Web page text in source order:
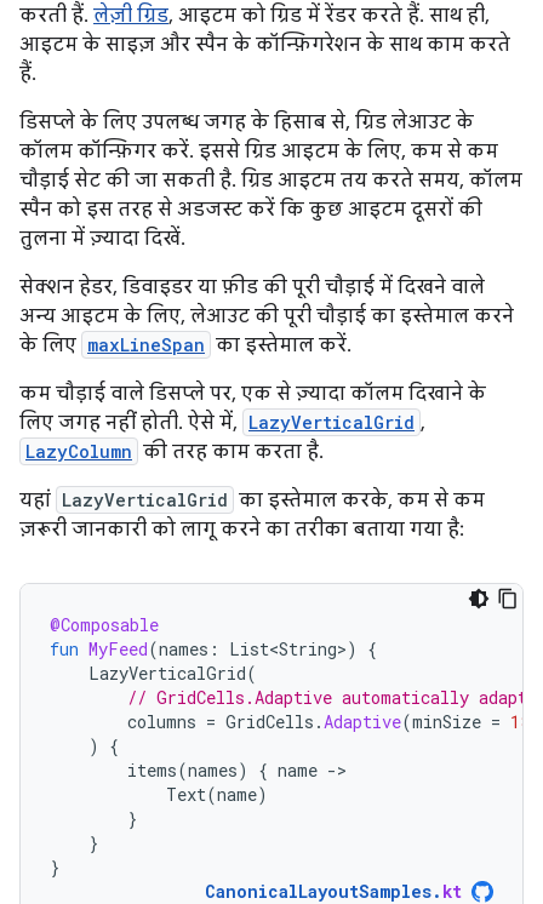
करती हैं. लेज़ी ग्रिड, आइटम को ग्रिड में रेंडर करते हैं. साथ ही,
आइटम के साइज़ और स्पैन के कॉन्फ़िगरेशन के साथ काम करते
हैं.
डिसप्ले के लिए उपलब्ध जगह के हिसाब से, ग्रिड लेआउट के
कॉलम कॉन्फ़िगर करें. इससे ग्रिड आइटम के लिए, कम से कम
चौड़ाई सेट की जा सकती है. ग्रिड आइटम तय करते समय, कॉलम
स्पैन को इस तरह से अडजस्ट करें कि कुछ आइटम दूसरों की
तुलना में ज़्यादा दिखें.
सेक्शन हेडर, डिवाइडर या फ़ीड की पूरी चौड़ाई में दिखने वाले
अन्य आइटम के लिए, लेआउट की पूरी चौड़ाई का इस्तेमाल करने
के लिए maxLineSpan का इस्तेमाल करें.
कम चौड़ाई वाले डिसप्ले पर, एक से ज़्यादा कॉलम दिखाने के
लिए जगह नहीं होती. ऐसे में, LazyVerticalGrid ,
LazyColumn की तरह काम करता है.
यहां LazyVerticalGrid का इस्तेमाल करके, कम से कम
ज़रूरी जानकारी को लागू करने का तरीका बताया गया है:
@Composable
fun MyFeed(names : List<String>)
{
LazyVerticalGrid(
// GridCells.Adaptive automatically adapts
columns = GridCells . Adaptive(minSize =
)
{
items(names) { name -
Text(name)
}
}
}
CanonicalLayoutSamples. kt